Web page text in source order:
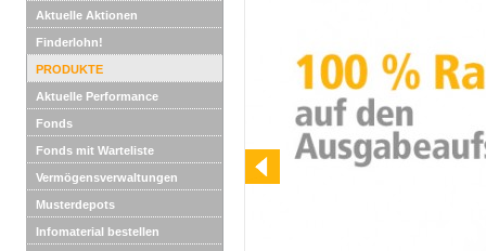
Aktuelle Aktionen
Finderlohn!
PRODUKTE
Aktuelle Performance
Fonds
Fonds mit Warteliste
Vermögensverwaltungen
Musterdepots
Infomaterial bestellen